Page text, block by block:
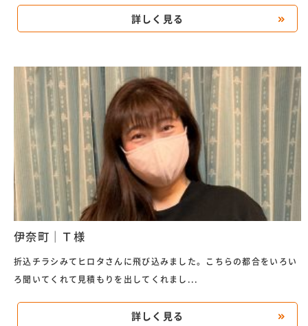
詳しく見る
伊奈町｜Ｔ様
折込チラシみてヒロタさんに飛び込みました。こちらの都合をいろい
ろ聞いてくれて見積もりを出してくれまし...
詳しく見る